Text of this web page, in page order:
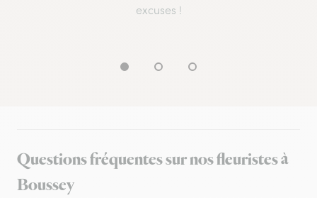
excuses !
Questions fréquentes sur nos fleuristes à
Boussey